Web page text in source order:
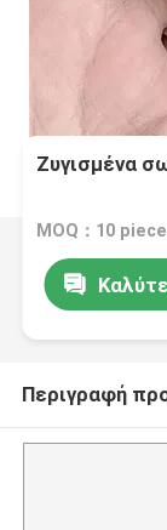
Ζυγισμένα
MOQ：10
Περιγραφή